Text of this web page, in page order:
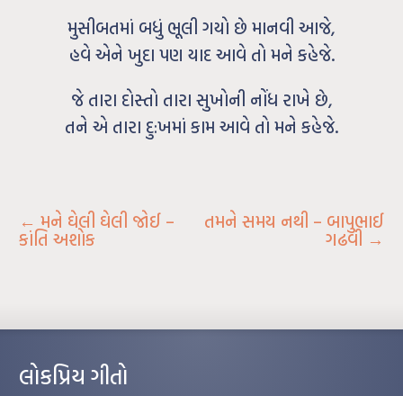
મુસીબતમાં બધું ભૂલી ગયો છે માનવી આજે,
હવે એને ખુદા પણ યાદ આવે તો મને કહેજે.
જે તારા દોસ્તો તારા સુખોની નોંધ રાખે છે,
તને એ તારા દુ:ખમાં કામ આવે તો મને કહેજે.
← મને ઘેલી ઘેલી જોઈ –
કાંતિ અશોક
તમને સમય નથી – બાપુભાઈ
ગઢવી →
લોકપ્રિય ગીતો